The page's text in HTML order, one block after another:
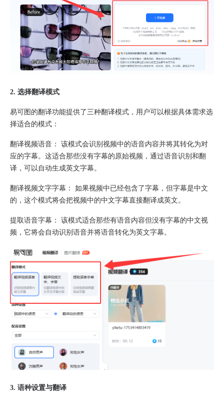
2. 选择翻译模式
易可图的翻译功能提供了三种翻译模式，用户可以根据具体需求选
择适合的模式：
翻译视频语音： 该模式会识别视频中的语音内容并将其转化为对
应的字幕。这适合那些没有字幕的原始视频，通过语音识别和翻
译，可以自动生成英文字幕。
翻译视频文字字幕： 如果视频中已经包含了字幕，但字幕是中文
的，这个模式将会把视频中的中文字幕直接翻译成英文。
提取语音字幕： 该模式适合那些有语音内容但没有字幕的中文视
频，它将会自动识别语音并将语音转化为英文字幕。
3. 语种设置与翻译